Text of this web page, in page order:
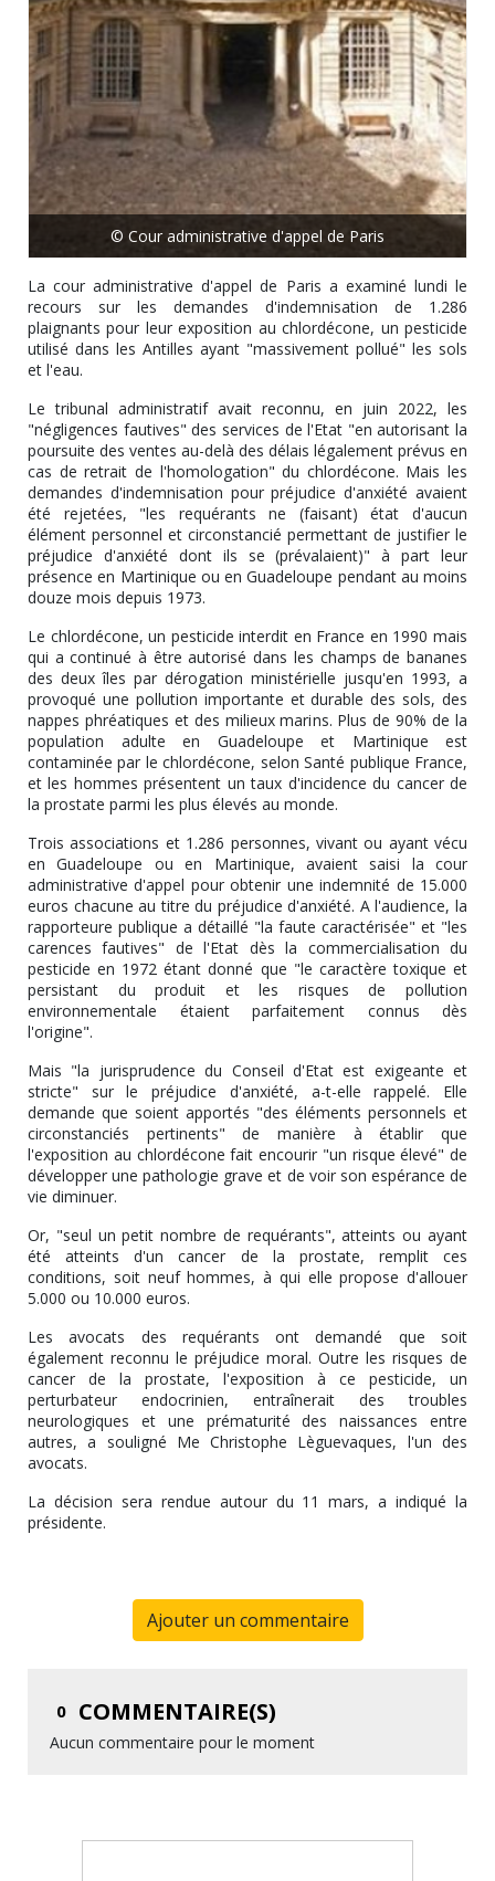
© Cour administrative d'appel de Paris
La cour administrative d'appel de Paris a examiné lundi le
recours sur les demandes d'indemnisation de 1.286
plaignants pour leur exposition au chlordécone, un pesticide
utilisé dans les Antilles ayant "massivement pollué" les sols
et l'eau.
Le tribunal administratif avait reconnu, en juin 2022, les
"négligences fautives" des services de l'Etat "en autorisant la
poursuite des ventes au-delà des délais légalement prévus en
cas de retrait de l'homologation" du chlordécone. Mais les
demandes d'indemnisation pour préjudice d'anxiété avaient
été rejetées, "les requérants ne (faisant) état d'aucun
élément personnel et circonstancié permettant de justifier le
préjudice d'anxiété dont ils se (prévalaient)" à part leur
présence en Martinique ou en Guadeloupe pendant au moins
douze mois depuis 1973.
Le chlordécone, un pesticide interdit en France en 1990 mais
qui a continué à être autorisé dans les champs de bananes
des deux îles par dérogation ministérielle jusqu'en 1993, a
provoqué une pollution importante et durable des sols, des
nappes phréatiques et des milieux marins. Plus de 90% de la
population adulte en Guadeloupe et Martinique est
contaminée par le chlordécone, selon Santé publique France,
et les hommes présentent un taux d'incidence du cancer de
la prostate parmi les plus élevés au monde.
Trois associations et 1.286 personnes, vivant ou ayant vécu
en Guadeloupe ou en Martinique, avaient saisi la cour
administrative d'appel pour obtenir une indemnité de 15.000
euros chacune au titre du préjudice d'anxiété. A l'audience, la
rapporteure publique a détaillé "la faute caractérisée" et "les
carences fautives" de l'Etat dès la commercialisation du
pesticide en 1972 étant donné que "le caractère toxique et
persistant du produit et les risques de pollution
environnementale étaient parfaitement connus dès
l'origine".
Mais "la jurisprudence du Conseil d'Etat est exigeante et
stricte" sur le préjudice d'anxiété, a-t-elle rappelé. Elle
demande que soient apportés "des éléments personnels et
circonstanciés pertinents" de manière à établir que
l'exposition au chlordécone fait encourir "un risque élevé" de
développer une pathologie grave et de voir son espérance de
vie diminuer.
Or, "seul un petit nombre de requérants", atteints ou ayant
été atteints d'un cancer de la prostate, remplit ces
conditions, soit neuf hommes, à qui elle propose d'allouer
5.000 ou 10.000 euros.
Les avocats des requérants ont demandé que soit
également reconnu le préjudice moral. Outre les risques de
cancer de la prostate, l'exposition à ce pesticide, un
perturbateur endocrinien, entraînerait des troubles
neurologiques et une prématurité des naissances entre
autres, a souligné Me Christophe Lèguevaques, l'un des
avocats.
La décision sera rendue autour du 11 mars, a indiqué la
présidente.
Ajouter un commentaire
0 COMMENTAIRE(S)
Aucun commentaire pour le moment